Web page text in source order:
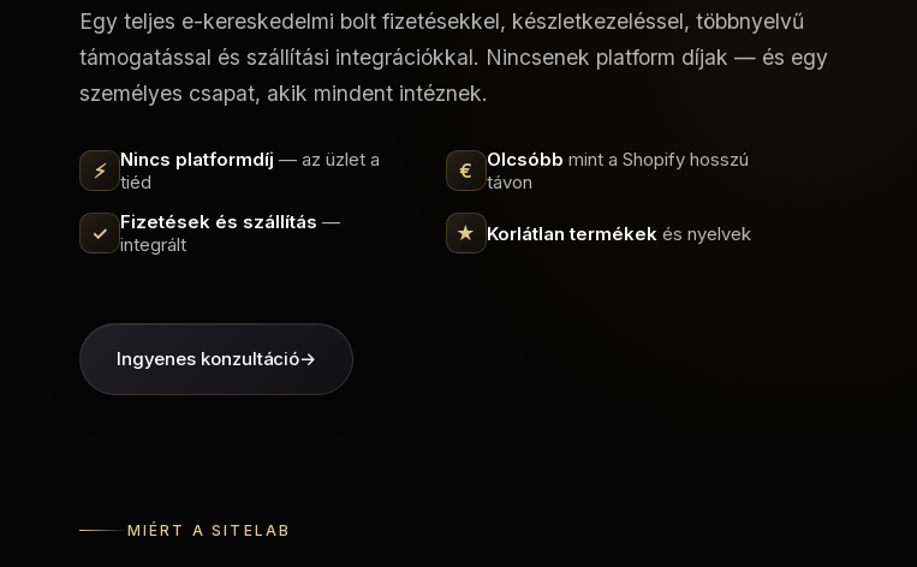
Egy teljes e-kereskedelmi bolt fizetésekkel, készletkezeléssel, többnyelvű
támogatással és szállítási integrációkkal. Nincsenek platform díjak — és egy
személyes csapat, akik mindent intéznek.
⚡ Nincs platformdíj — az üzlet a
tiéd
€ Olcsóbb mint a Shopify hosszú
távon
✓ Fizetések és szállítás —
integrált
★ Korlátlan termékek és nyelvek
Ingyenes konzultáció→
MIÉRT A SITELAB